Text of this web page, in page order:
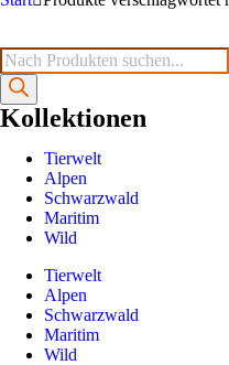
Kollektionen
Tierwelt
Alpen
Schwarzwald
Maritim
Wild
Tierwelt
Alpen
Schwarzwald
Maritim
Wild